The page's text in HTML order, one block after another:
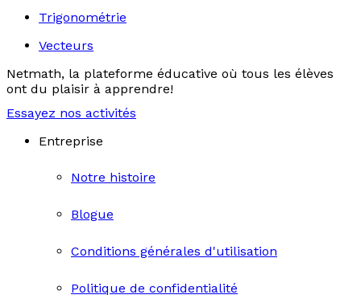
Trigonométrie
Vecteurs
Netmath, la plateforme éducative où tous les élèves
ont du plaisir à apprendre!
Essayez nos activités
Entreprise
Notre histoire
Blogue
Conditions générales d'utilisation
Politique de confidentialité